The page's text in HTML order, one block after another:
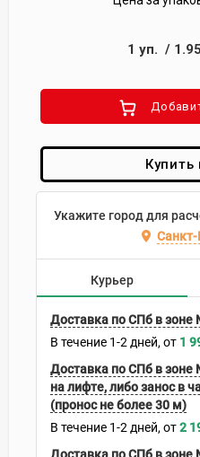
1 уп. / 1.95
Купить
Укажите город для
Санкт-
Курьер
Доставка по СПб в зоне
В течение 1-2 дней 1
Доставка по СПб в
на лифте, либо занос в
(пронос не более 30 м)
В течение 1-2 дней 2